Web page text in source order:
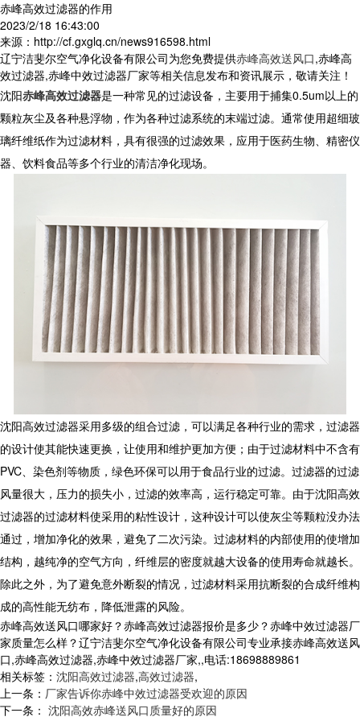
赤峰高效过滤器的作用
2023/2/18 16:43:00
来源：http://cf.gxglq.cn/news916598.html
辽宁洁斐尔空气净化设备有限公司为您免费提供赤峰高效送风口,赤峰高
效过滤器,赤峰中效过滤器厂家等相关信息发布和资讯展示，敬请关注！
沈阳赤峰高效过滤器是一种常见的过滤设备，主要用于捕集0.5um以上的
颗粒灰尘及各种悬浮物，作为各种过滤系统的末端过滤。通常使用超细玻
璃纤维纸作为过滤材料，具有很强的过滤效果，应用于医药生物、精密仪
器、饮料食品等多个行业的清洁净化现场。
沈阳高效过滤器采用多级的组合过滤，可以满足各种行业的需求，过滤器
的设计使其能快速更换，让使用和维护更加方便；由于过滤材料中不含有
PVC 、染色剂等物质，绿色环保可以用于食品行业的过滤。过滤器的过滤
风量很大，压力的损失小，过滤的效率高，运行稳定可靠。由于沈阳高效
过滤器的过滤材料使采用的粘性设计，这种设计可以使灰尘等颗粒没办法
通过，增加净化的效果，避免了二次污染。过滤材料的内部使用的使增加
结构，越纯净的空气方向，纤维层的密度就越大设备的使用寿命就越长。
除此之外，为了避免意外断裂的情况，过滤材料采用抗断裂的合成纤维构
成的高性能无纺布，降低泄露的风险。
赤峰高效送风口哪家好？赤峰高效过滤器报价是多少？赤峰中效过滤器厂
家质量怎么样？辽宁洁斐尔空气净化设备有限公司专业承接赤峰高效送风
口,赤峰高效过滤器,赤峰中效过滤器厂家,,电话:18698889861
相关标签： 沈阳高效过滤器,高效过滤器,
上一条： 厂家告诉你赤峰中效过滤器受欢迎的原因
下一条： 沈阳高效赤峰送风口质量好的原因